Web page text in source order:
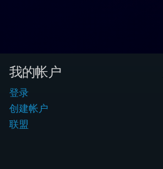
我的帐户
登录
创建帐户
联盟